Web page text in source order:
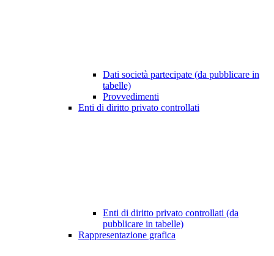
Dati società partecipate (da pubblicare in
tabelle)
Provvedimenti
Enti di diritto privato controllati
Enti di diritto privato controllati (da
pubblicare in tabelle)
Rappresentazione grafica